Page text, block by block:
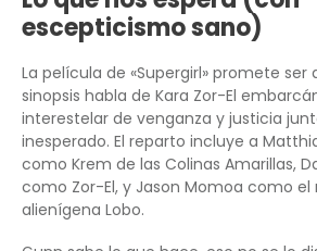
escepticismo sano)
La película de «Supergirl» promete ser
sinopsis habla de Kara Zor-El
interestelar de venganza y justicia
inesperado. El reparto incluye a
como Krem de las Colinas Amarillas,
como Zor-El, y Jason Momoa como
alienígena Lobo.